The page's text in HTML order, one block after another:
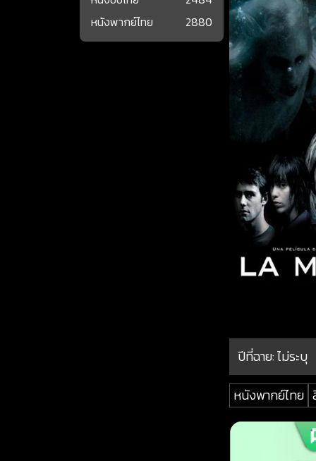
ปีที่ฉาย:ไม่ระบุ
หนังพากย์ไทย
หนังพากย์ไทย
2880